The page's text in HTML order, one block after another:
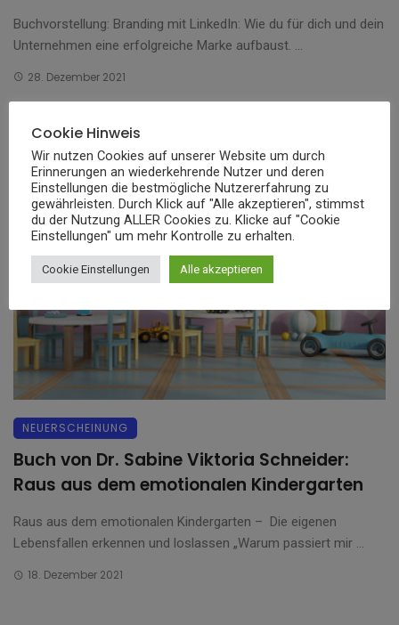
Buchvorstellung: Branding mit LinkedIn: Wie du für dich und dein
Unternehmen eine erfolgreiche Marke aufbaust. ...
28. Dezember 2021
NEUERSCHEINUNG
Buch von Dr. Sabine Viktoria Schneider:
Raus aus dem emotionalen Kindergarten
Raus aus dem emotionalen Kindergarten – Die eigenen
Lebensfallen erkennen und loslassen „Warum passiert mir ...
18. Dezember 2021
Cookie Hinweis
Wir nutzen Cookies auf unserer Website um durch
Erinnerungen an wiederkehrende Nutzer und deren
Einstellungen die bestmögliche Nutzererfahrung zu
gewährleisten. Durch Klick auf "Alle akzeptieren", stimmst
du der Nutzung ALLER Cookies zu. Klicke auf "Cookie
Einstellungen" um mehr Kontrolle zu erhalten.
Cookie Einstellungen Alle akzeptieren